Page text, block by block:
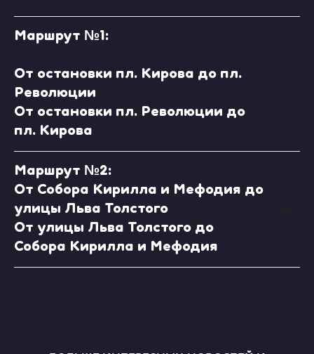
Маршрут №1:
От остановки пл. Кирова до пл.
Революции
От остановки пл. Революции до
пл. Кирова
Маршрут №2:
От Собора Кирилла и Мефодия до
улицы Льва Толстого
От улицы Льва Толстого до
Собора Кирилла и Мефодия